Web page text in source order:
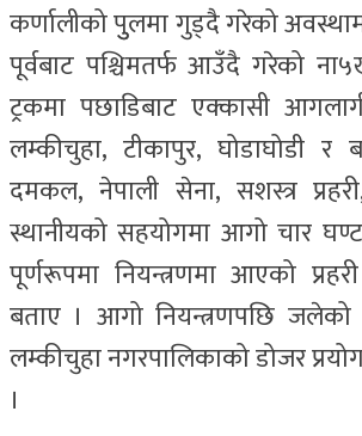
कर्णालीको पुुलमा गुड्दै गरेको
पूर्वबाट पश्चिमतर्फ आउँदै गरेको
ट्रकमा पछाडिबाट एक्कासी
लम्कीचुहा, टीकापुर, घोडाघोडी र
दमकल, नेपाली सेना, सशस्त्र
स्थानीयको सहयोगमा आगो चार
पूर्णरूपमा नियन्त्रणमा आएको
बताए । आगो नियन्त्रणपछि जलेको
लम्कीचुहा नगरपालिकाको डोजर
।